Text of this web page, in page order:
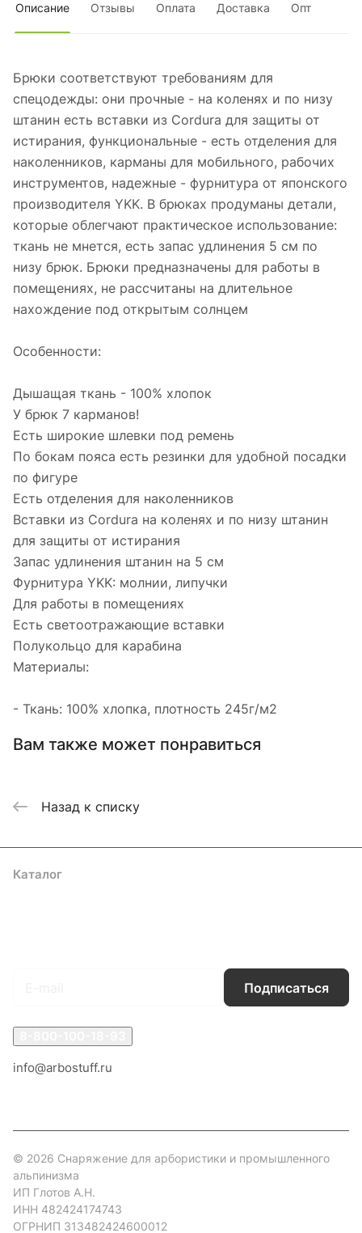
Описание Отзывы Оплата Доставка Опт
Брюки соответствуют требованиям для
спецодежды: они прочные - на коленях и по низу
штанин есть вставки из Cordura для защиты от
истирания, функциональные - есть отделения для
наколенников, карманы для мобильного, рабочих
инструментов, надежные - фурнитура от японского
производителя YKK. В брюках продуманы детали,
которые облегчают практическое использование:
ткань не мнется, есть запас удлинения 5 см по
низу брюк. Брюки предназначены для работы в
помещениях, не рассчитаны на длительное
нахождение под открытым солнцем
Особенности:
Дышащая ткань - 100% хлопок
У брюк 7 карманов!
Есть широкие шлевки под ремень
По бокам пояса есть резинки для удобной посадки
по фигуре
Есть отделения для наколенников
Вставки из Cordura на коленях и по низу штанин
для защиты от истирания
Запас удлинения штанин на 5 см
Фурнитура YKK: молнии, липучки
Для работы в помещениях
Есть светоотражающие вставки
Полукольцо для карабина
Материалы:
- Ткань: 100% хлопка, плотность 245г/м2
Вам также может понравиться
Назад к списку
Каталог
Подписаться
info@arbostuff.ru
© 2026 Снаряжение для арбористики и промышленного
альпинизма
ИП Глотов А.Н.
ИНН 482424174743
ОГРНИП 313482424600012